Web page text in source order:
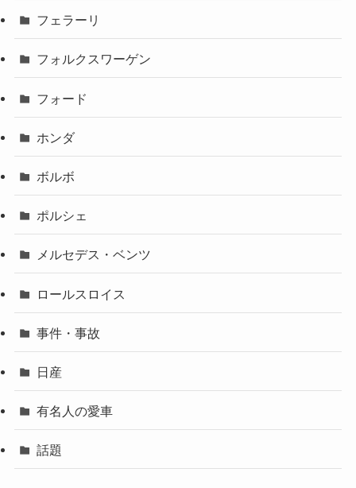
フェラーリ
フォルクスワーゲン
フォード
ホンダ
ボルボ
ポルシェ
メルセデス・ベンツ
ロールスロイス
事件・事故
日産
有名人の愛車
話題